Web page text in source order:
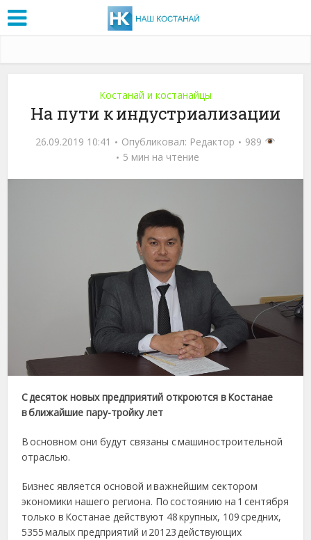
Костанай и костанайцы
На пути к индустриализации
26.09.2019 10:41 Опубликовал: Редактор
989
5 мин на чтение
С десяток новых предприятий откроются в Костанае
в ближайшие пару-тройку лет
В основном они будут связаны с машиностроительной
отраслью.
Бизнес является основой и важнейшим сектором
экономики нашего региона. По состоянию на 1 сентября
только в Костанае действуют 48 крупных, 109 средних,
5355 малых предприятий и 20123 действующих